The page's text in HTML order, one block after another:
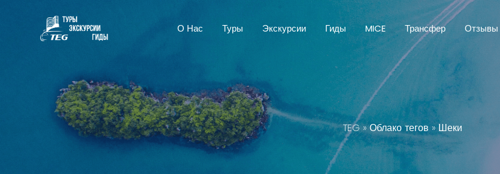
О Нас Туры Экскурсии Гиды MICE Трансфер Отзывы
TEG»Облако тегов» Шеки